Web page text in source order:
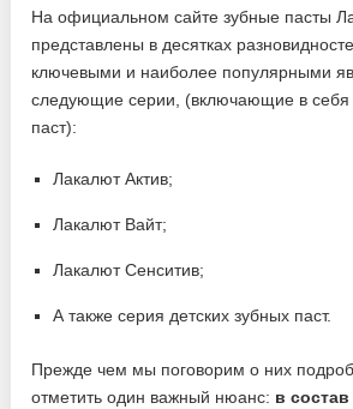
На официальном сайте зубные пасты
представлены в десятках
ключевыми и наиболее популярными
следующие серии, (включающие в себя
паст):
Лакалют Актив;
Лакалют Вайт;
Лакалют Сенситив;
А также серия детских зубных паст.
Прежде чем мы поговорим о них
отметить один важный нюанс: в